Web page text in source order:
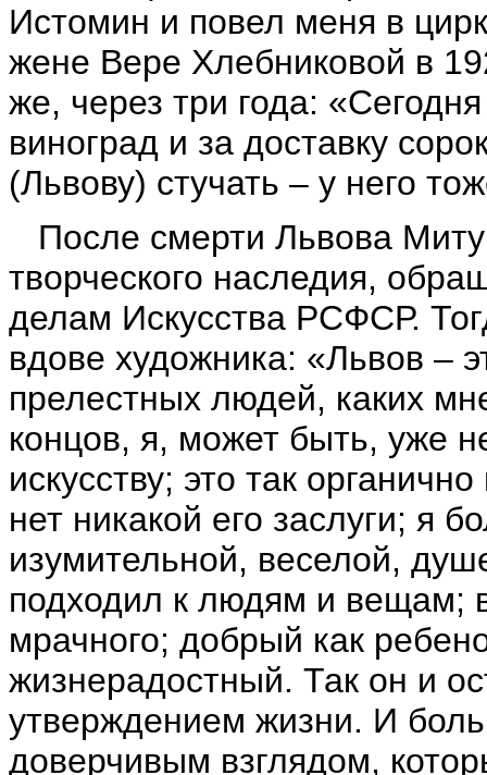
Истомин и повел меня в
жене Вере Хлебниковой в
же, через три года:
виноград и за доставку
(Львову) стучать – у него
После смерти Львова
творческого наследия,
делам Искусства РСФСР.
вдове художника: «Львов –
прелестных людей, каких
концов, я, может быть, уже
искусству; это так
нет никакой его заслуги; я
изумительной, веселой,
подходил к людям и вещам;
мрачного; добрый как
жизнерадостный. Так он и
утверждением жизни. И
доверчивым взглядом,